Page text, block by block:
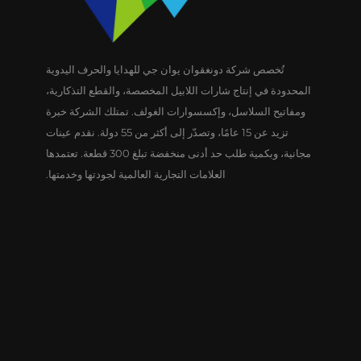
تُخصص شركة دونغقوان يوان جي للهدايا والحرف اليدوية
المحدودة في إنتاج شارات اللابيل المخصصة، والقطع التذكارية،
ومفاتيح السلاسل، وإكسسوارات الغولف. تمتلك الشركة خبرة
تزيد عن 15 عامًا، وتصدّر إلى أكثر من 55 دولة. نقدم عينات
مجانية، وبكمية طلب حد أدنى منخفضة تبلغ 300 قطعة. تعتمدها
العلامات التجارية العالمية لجودتها وخدمتها.